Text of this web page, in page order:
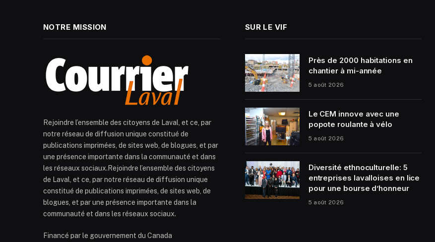
NOTRE MISSION
Rejoindre l’ensemble des citoyens de Laval, et ce, par
notre réseau de diffusion unique constitué de
publications imprimées, de sites web, de blogues, et par
une présence importante dans la communauté et dans
les réseaux sociaux.Rejoindre l’ensemble des citoyens
de Laval, et ce, par notre réseau de diffusion unique
constitué de publications imprimées, de sites web, de
blogues, et par une présence importante dans la
communauté et dans les réseaux sociaux.
Financé par le gouvernement du Canada
SUR LE VIF
Près de 2000 habitations en
chantier à mi-année
5 août 2026
Le CEM innove avec une
popote roulante à vélo
5 août 2026
Diversité ethnoculturelle: 5
entreprises lavalloises en lice
pour une bourse d’honneur
5 août 2026